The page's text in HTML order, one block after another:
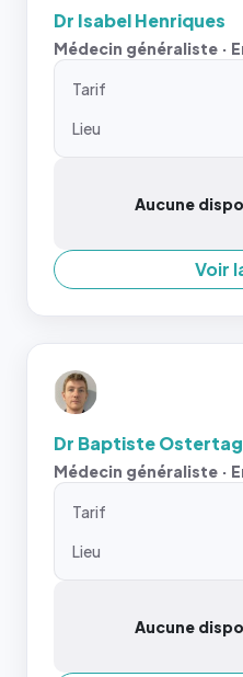
Dr Isabel Henriques
Médecin généraliste ·
Tarif
Lieu
Aucune
Voir
Dr Baptiste Ostertag
Médecin généraliste ·
Tarif
Lieu
Aucune